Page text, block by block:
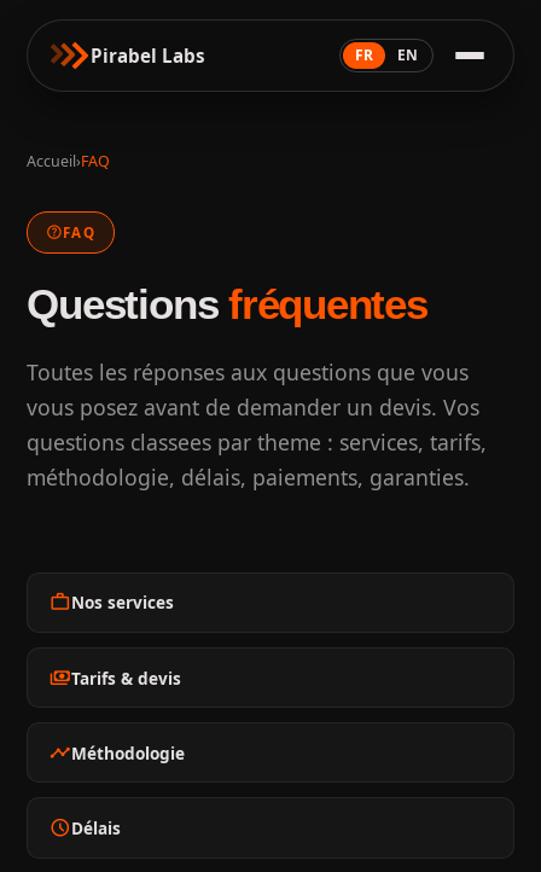
Pirabel Labs FR EN
Accueil›FAQ
helpFAQ
Questionsfréquentes
Toutes les réponses aux questions que vous
vous posez avant de demander un devis. Vos
questions classees par theme : services, tarifs,
méthodologie, délais, paiements, garanties.
workNos services
paymentsTarifs & devis
timelineMéthodologie
scheduleDélais